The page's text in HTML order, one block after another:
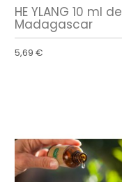
HE YLANG 10 ml de
Madagascar
5,69 €